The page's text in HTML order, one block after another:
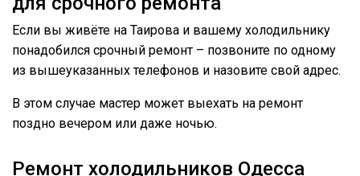
Если вы живёте на Таирова и вашему холодильнику
понадобился срочный ремонт – позвоните по одному
из вышеуказанных телефонов и назовите свой адрес.
В этом случае мастер может выехать на ремонт
поздно вечером или даже ночью.
Ремонт холодильников Одесса